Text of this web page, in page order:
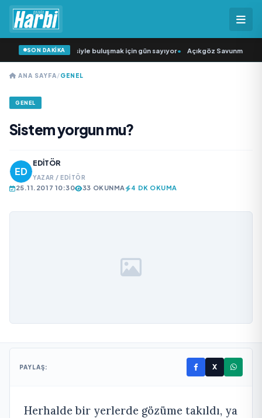
SON DAKİKA
Şarkıcısı” seyircisiyle buluşmak için gün sayıyor• Açıkgöz Savunma
ANA SAYFA/GENEL
GENEL
Sistem yorgun mu?
EDITÖR
YAZAR / EDITÖR
25.11.2017 10:30 33 OKUNMA 4 DK OKUMA
PAYLAŞ: X
Herhalde bir yerlerde gözüme takıldı, ya